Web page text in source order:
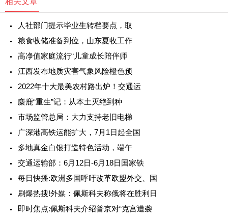
人社部门提示毕业生转档要点，取
粮食收储准备到位，山东夏收工作
高净值家庭流行“儿童成长陪伴师
江西发布地质灾害气象风险橙色预
2022年十大最美农村路出炉！交通运
麋鹿“重生”记：从本土灭绝到种
市场监管总局：大力支持老旧电梯
广深港高铁运能扩大，7月1日起全国
多地真金白银打造特色活动，端午
交通运输部：6月12日-6月18日国家铁
每日快播:欧洲多国呼吁改革欧盟外交、国
刷爆热搜!外媒：佩斯科夫称俄将在胜利日
即时焦点:佩斯科夫介绍普京对“克宫遭袭